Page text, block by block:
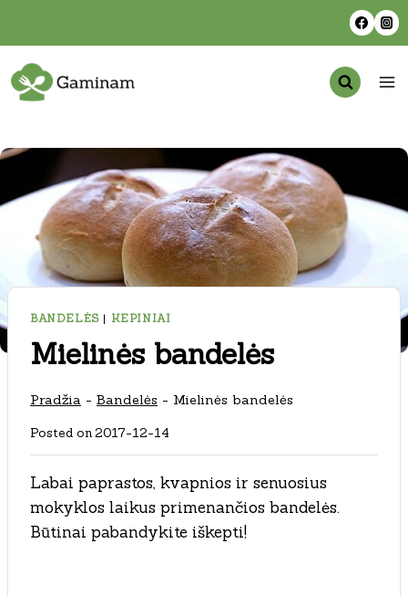
content
BANDELĖS | KEPINIAI
Mielinės bandelės
Pradžia - Bandelės - Mielinės bandelės
Posted on2017-12-14
Labai paprastos, kvapnios ir senuosius
mokyklos laikus primenančios bandelės.
Būtinai pabandykite iškepti!